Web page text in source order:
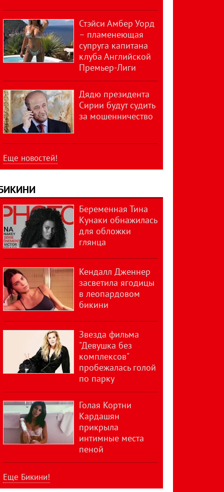
Стэйси Амбер Уорд
– пламенеющая
супруга капитана
клуба Английской
Премьер-Лиги
Дядю президента
Сирии будут судить
за мошенничество
Еще новостей!
Беременная Тина
Кунаки обнажилась
для обложки
глянца
Кендалл Дженнер
засветила ягодицы
в леопардовом
бикини
Звезда фильма
"Девушка без
комплексов"
пробежалась голой
по парку
Голая Кортни
Кардашян
прикрыла
интимные места
пеной
Еще Бикини!